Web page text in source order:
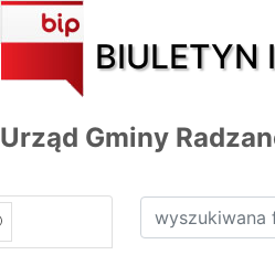
BIULETYN
Urząd Gminy